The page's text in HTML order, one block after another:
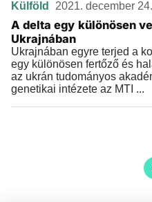
Külföld 2021. december
A delta egy különösen
Ukrajnában
Ukrajnában egyre terjed a
egy különösen fertőző és
az ukrán tudományos
genetikai intézete az MTI ...